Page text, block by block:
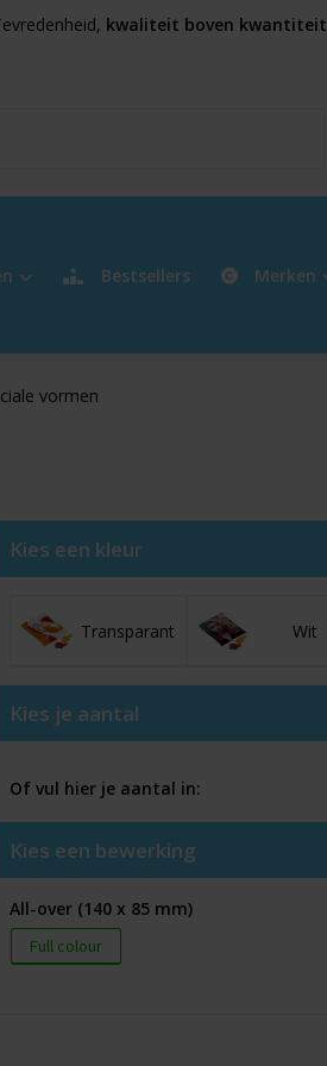
kwaliteit boven kwantiteit
Bestsellers Merken
vormen
Kies een kleur
Transparant Wit
Kies je aantal
Of vul hier je aantal in:
Kies een bewerking
All-over (140 x 85 mm)
Full colour